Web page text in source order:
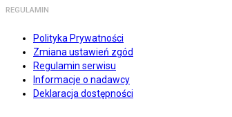
REGULAMIN
Polityka Prywatności
Zmiana ustawień zgód
Regulamin serwisu
Informacje o nadawcy
Deklaracja dostępności